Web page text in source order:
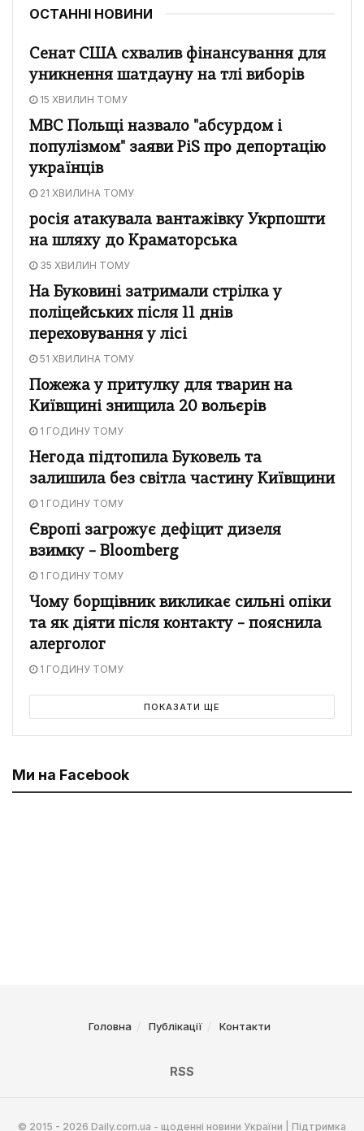
ОСТАННІ НОВИНИ
Сенат США схвалив фінансування для
уникнення шатдауну на тлі виборів
15 ХВИЛИН ТОМУ
МВС Польщі назвало "абсурдом і
популізмом" заяви PiS про депортацію
українців
21 ХВИЛИНА ТОМУ
росія атакувала вантажівку Укрпошти
на шляху до Краматорська
35 ХВИЛИН ТОМУ
На Буковині затримали стрілка у
поліцейських після 11 днів
переховування у лісі
51 ХВИЛИНА ТОМУ
Пожежа у притулку для тварин на
Київщині знищила 20 вольєрів
1 ГОДИНУ ТОМУ
Негода підтопила Буковель та
залишила без світла частину Київщини
1 ГОДИНУ ТОМУ
Європі загрожує дефіцит дизеля
взимку – Bloomberg
1 ГОДИНУ ТОМУ
Чому борщівник викликає сильні опіки
та як діяти після контакту – пояснила
алерголог
1 ГОДИНУ ТОМУ
ПОКАЗАТИ ЩЕ
Ми на Facebook
Головна Публікації Контакти
RSS
© 2015 - 2026 Daily.com.ua - щоденні новини України | Підтримка